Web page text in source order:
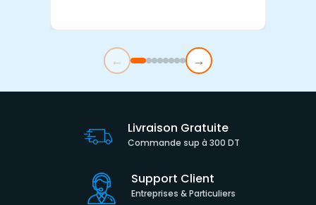
← →
Livraison Gratuite
Commande sup à 300 DT
Support Client
Entreprises & Particuliers